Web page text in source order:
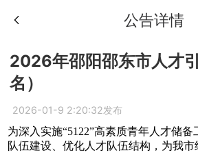
公告详情
2026年邵阳邵东市人才
名）
2026-01-9 2:20:32发布
为深入实施“5122”高素质青年人才储
队伍建设、优化人才队伍结构，为我市